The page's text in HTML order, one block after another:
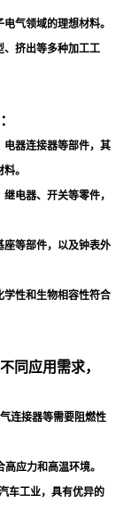
电气领域的理想材料。
、挤出等多种加工工
电器连接器等部件，其
料。
电器、开关等零件，
座等部件，以及钟表外
学性和生物相容性符合
同应用需求，
连接器等需要阻燃性
高应力和高温环境。
车工业，具有优异的